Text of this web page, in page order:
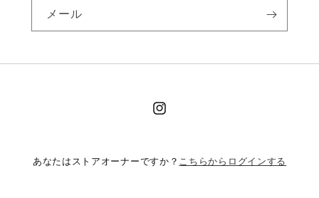
メール
Instagram
あなたはストアオーナーですか？ こちらからログインする